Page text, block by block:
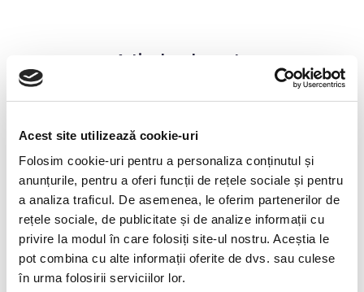
Acest site utilizează cookie-uri
Folosim cookie-uri pentru a personaliza conținutul și
anunțurile, pentru a oferi funcții de rețele sociale și pentru
a analiza traficul. De asemenea, le oferim partenerilor de
rețele sociale, de publicitate și de analize informații cu
privire la modul în care folosiți site-ul nostru. Aceștia le
pot combina cu alte informații oferite de dvs. sau culese
în urma folosirii serviciilor lor.
Articole relevante
Importanta analizelor
Examenul histopatologic
11 Mai 2023
Incepand cu 01.